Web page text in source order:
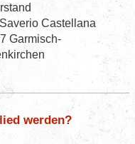
Castellana
Garmisch-
werden?